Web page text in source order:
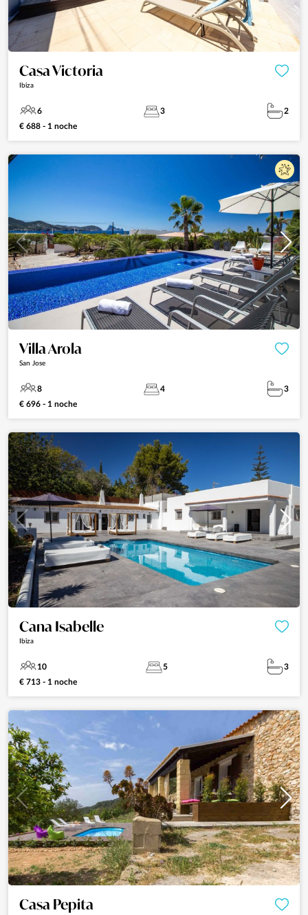
Casa Victoria
Ibiza
6 3
2
€ 688 - 1 noche
Villa Arola
San Jose
8 4
3
€ 696 - 1 noche
Cana Isabelle
Ibiza
10 5
3
€ 713 - 1 noche
Casa Pepita